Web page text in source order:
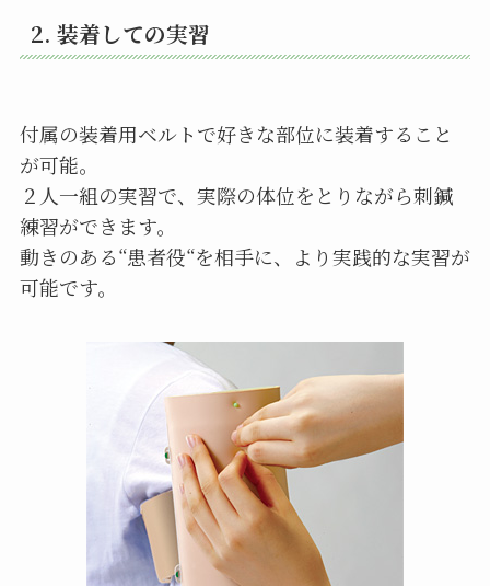
2. 装着しての実習
付属の装着用ベルトで好きな部位に装着すること
が可能。
２人一組の実習で、実際の体位をとりながら刺鍼
練習ができます。
動きのある“患者役“を相手に、より実践的な実習が
可能です。